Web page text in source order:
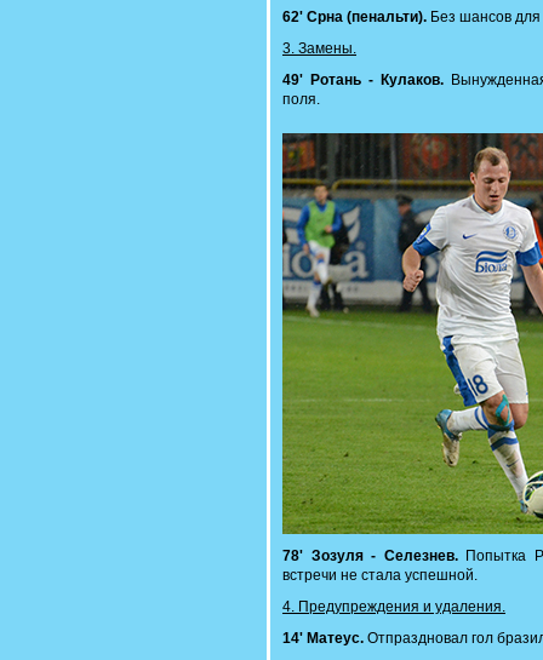
62' Срна (пенальти). Без шансов
3. Замены.
49' Ротань - Кулаков.
поля.
78' Зозуля - Селезнев.Попытка
встречи не стала успешной.
4. Предупреждения и удаления.
14' Матеус. Отпраздновал гол